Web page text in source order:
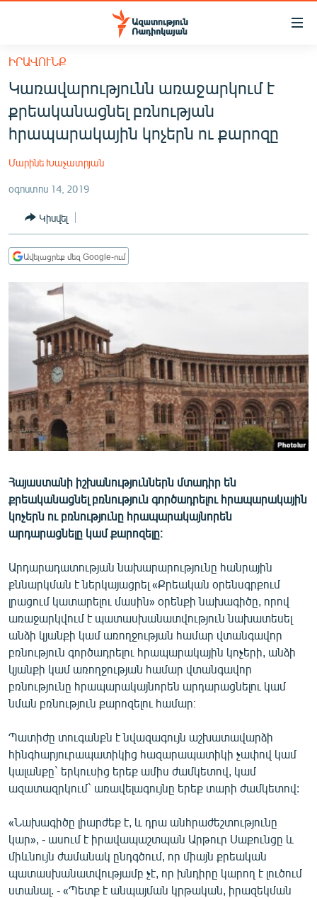
Մատչելիության
հիմնական
բովանդակությանը
Անցնել
հիմնական
մենյուին
ՀԱՅԱՍՏԱՆ
ՔԱՂԱՔԱԿԱՆ
ՏՆՏԵՍՈՒԹՅՈՒՆ
ՂԱՐԱԲԱՂ
ՄԻՋԱԶԳԱՅԻՆ
ՄՇԱԿՈՒՅԹ
ՍՊՈՐՏ
ՄԵԿՆԱԲԱՆՈՒԹՅՈՒՆ
ՏՏ ԵՒ ԻՆՏԵՐՆԵՏ
ԱՐԽԻՎ
ՏԵՍԱՆՅՈՒԹԵՐ
ԲԱՆԱՎԵՃ
ՓՈԴՔԱՍԹ
Հայերեն
English
Русский
ՀԵՏԵՎԵՔ ՄԵԶ
ԻՐԱՎՈՒՆՔ
Կառավարությունն առաջարկում է
քրեականացնել բռնության
հրապարակային կոչերն ու քարոզը
Մարինե Խաչատրյան
օգոստոս 14, 2019
Կիսվել
Ավելացրեք մեզ Google-ում
Հայաստանի իշխանություններն մտադիր են
քրեականացնել բռնություն գործադրելու հրապարակային
կոչերն ու բռնությունը հրապարակայնորեն
արդարացնելը կամ քարոզելը։
Արդարադատության նախարարությունը հանրային
քննարկման է ներկայացրել «Քրեական օրենսգրքում
լրացում կատարելու մասին» օրենքի նախագիծը, որով
առաջարկվում է պատասխանատվություն նախատեսել
անձի կյանքի կամ առողջության համար վտանգավոր
բռնություն գործադրելու հրապարակային կոչերի, անձի
կյանքի կամ առողջության համար վտանգավոր
բռնությունը հրապարակայնորեն արդարացնելու կամ
նման բռնություն քարոզելու համար։
Պատիժը տուգանքն է նվազագույն աշխատավարձի
հինգհարյուրապատիկից հազարապատիկի չափով կամ
կալանքը` երկուսից երեք ամիս ժամկետով, կամ
ազատազրկում` առավելագույնը երեք տարի ժամկետով:
«Նախագիծը լիարժեք է, և դրա անհրաժեշտությունը
կար», - ասում է իրավապաշտպան Արթուր Սաքունցը և
միևնույն ժամանակ ընդգծում, որ միայն քրեական
պատասխանատվությամբ չէ, որ խնդիրը կարող է լուծում
ստանալ. - «Պետք է անպայման կրթական, իրազեկման